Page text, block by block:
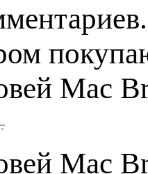
Mac
Mac